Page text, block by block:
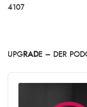
4107
UPG RADE – DER
Audio